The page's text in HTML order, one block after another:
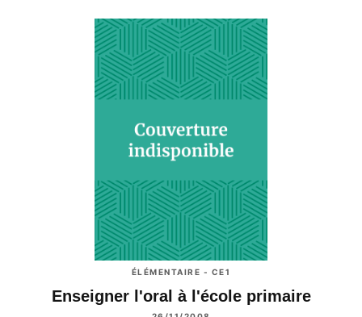
ÉLÉMENTAIRE - CE1
Enseigner l'oral à l'école primaire